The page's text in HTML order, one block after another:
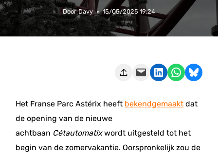
Door Davy 15/05/2025 19:24
Deze pagina e-mailen Delen op LinkedIn Delen via WhatsApp Share on Bluesky
Het Franse Parc Astérix heeft bekendgemaakt dat
de opening van de nieuwe
achtbaan Cétautomatixwordt uitgesteld tot het
begin van de zomervakantie. Oorspronkelijk zou de